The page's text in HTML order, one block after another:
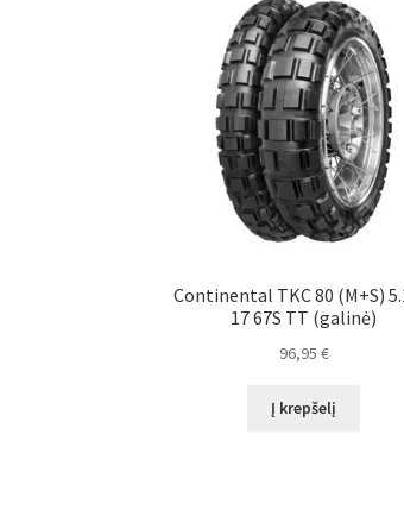
Continental TKC 80 (M+S)
17 67S TT (galinė)
96,95 €
Į krepšelį